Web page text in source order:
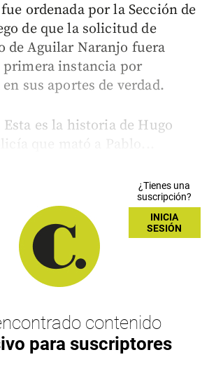
ordenada por la Sección de
de que la solicitud de
de Aguilar Naranjo fuera
primera instancia por
sus aportes de verdad.
es la historia de Hugo
que mató a Pablo...
¿Tienes una
suscripción?
INICIA
SESIÓN
contenido
para suscriptores